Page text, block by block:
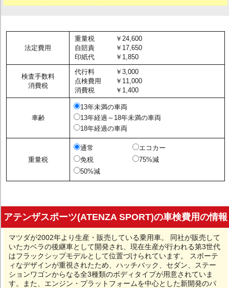
法定費用
重量税
￥24,600
自賠責
￥17,650
印紙代
￥1,850
検査手数料
消費税
代行料
￥3,000
点検費用
￥11,000
消費税
￥1,400
車齢
13年未満の車両
13年経過～18年未満の車両
18年経過の車両
重量税
通常
エコカー
免税
75%減
50%減
アテンザスポーツ(ATENZA SPORT)の車検費用の情報
マツダが2002年より生産・販売している乗用車。 同社が販売して
いたカベラの後継車として開発され、現在生産が行われる第3世代
はフラックシップモデルとして位置づけられています。 スポーテ
ィなデザインが重視されたため、ハッチバック、セダン、ステー
ションワゴンからなる全3種類のボディタイプが用意されていま
す。また、エンジン・プラットフォームを中心とした新開発のパ